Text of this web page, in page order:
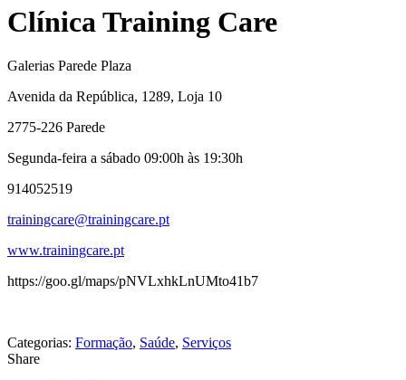
Clínica Training Care
Galerias Parede Plaza
Avenida da República, 1289, Loja 10
2775-226 Parede
Segunda-feira a sábado 09:00h às 19:30h
914052519
trainingcare@trainingcare.pt
www.trainingcare.pt
https://goo.gl/maps/pNVLxhkLnUMto41b7
Categorias: Formação, Saúde, Serviços
Share